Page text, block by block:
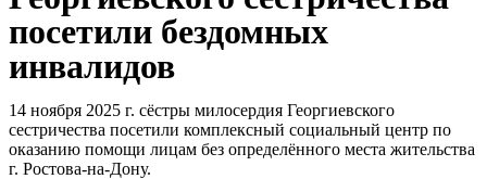
посетили бездомных
инвалидов
14 ноября 2025 г. сёстры милосердия Георгиевского
сестричества посетили комплексный социальный центр по
оказанию помощи лицам без определённого места жительства
г. Ростова-на-Дону.